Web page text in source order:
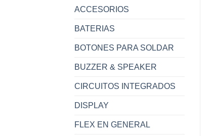
ACCESORIOS
BATERIAS
BOTONES PARA SOLDAR
BUZZER & SPEAKER
CIRCUITOS INTEGRADOS
DISPLAY
FLEX EN GENERAL